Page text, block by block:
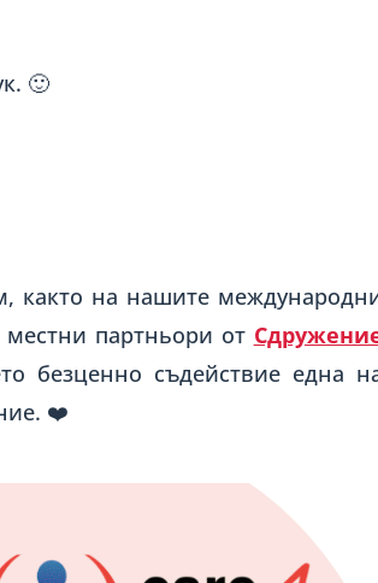
🙂
както на нашите
партньори от
безценно съдействие една
❤️